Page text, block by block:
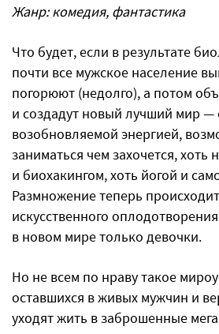
Жанр: комедия, фантастика
Что будет, если в результате
почти все мужское население
погорюют (недолго), а потом
и создадут новый лучший мир —
возобновляемой энергией,
заниматься чем захочется, хоть
и биохакингом, хоть йогой и
Размножение теперь
искусственного
в новом мире только девочки.
Но не всем по нраву такое
оставшихся в живых мужчин и
уходят жить в заброшенные